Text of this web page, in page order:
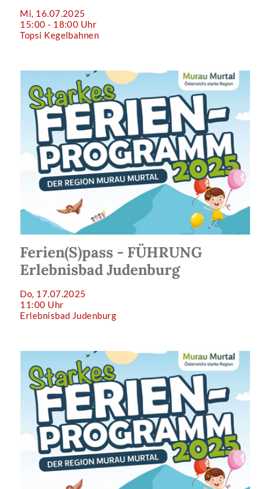
Mi, 16.07.2025
15:00 - 18:00 Uhr
Topsi Kegelbahnen
Ferien(S)pass - FÜHRUNG
Erlebnisbad Judenburg
Do, 17.07.2025
11:00 Uhr
Erlebnisbad Judenburg